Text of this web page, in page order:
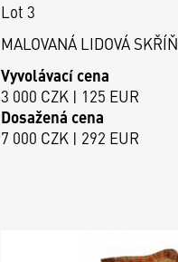
Lot 3
MALOVANÁ LIDOVÁ SKŘÍŇ
Vyvolávací cena
3 000 CZK | 125 EUR
Dosažená cena
7 000 CZK | 292 EUR